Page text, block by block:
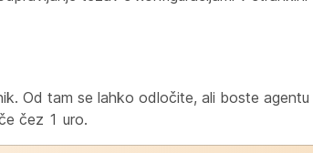
Od tam se lahko odločite, ali boste agentu
čez 1 uro.